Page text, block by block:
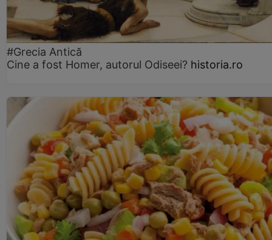
#Grecia Antică
Cine a fost Homer, autorul Odiseei? historia.ro